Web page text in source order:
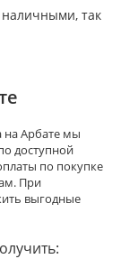
наличными, так
на Арбате мы
доступной
по покупке
При
выгодные